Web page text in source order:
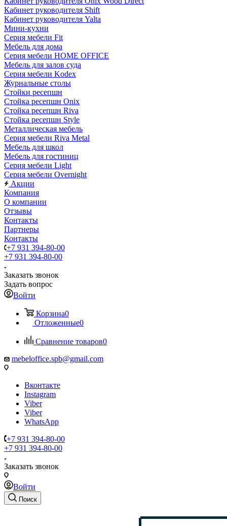
Кабинет руководителя Shift
Кабинет руководителя Yalta
Мини-кухни
Серия мебели Fit
Мебель для дома
Серия мебели HOME OFFICE
Мебель для залов суда
Серия мебели Kodex
Журнальные столы
Стойки ресепшн
Стойка ресепшн Onix
Стойка ресепшн Riva
Стойка ресепшн Style
Металлическая мебель
Серия мебели Riva Metal
Мебель для школ
Мебель для гостиниц
Серия мебели Light
Серия мебели Overnight
Акции
Компания
О компании
Отзывы
Контакты
Партнеры
Контакты
+7 931 394-80-00
+7 931 394-80-00
Заказать звонок
Задать вопрос
Войти
Корзина0
Отложенные0
Сравнение товаров0
mebeloffice.spb@gmail.com
Вконтакте
Instagram
Viber
Viber
WhatsApp
+7 931 394-80-00
+7 931 394-80-00
Заказать звонок
Войти
Поиск